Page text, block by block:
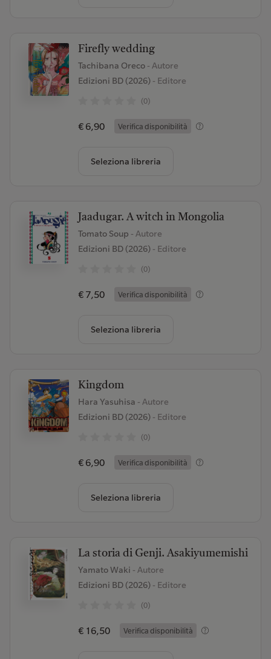
Firefly wedding
Tachibana Oreco - Autore
Edizioni BD (2026)- Editore
(0)
€ 6,90 Verifica disponibilità
Seleziona libreria
Jaadugar. A witch in Mongolia
Tomato Soup - Autore
Edizioni BD (2026)- Editore
(0)
€ 7,50 Verifica disponibilità
Seleziona libreria
Kingdom
Hara Yasuhisa - Autore
Edizioni BD (2026)- Editore
(0)
€ 6,90 Verifica disponibilità
Seleziona libreria
La storia di Genji. Asakiyumemishi
Yamato Waki - Autore
Edizioni BD (2026)- Editore
(0)
€ 16,50 Verifica disponibilità